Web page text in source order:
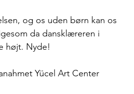
og os uden børn kan os
da dansklæreren i
højt. Nyde!
Yücel Art Center